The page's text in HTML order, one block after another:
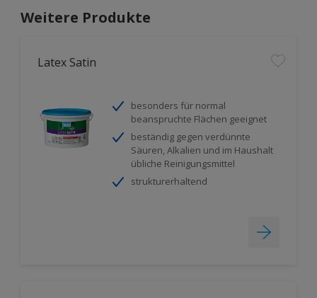
Weitere Produkte
Latex Satin
besonders für normal
beanspruchte Flächen geeignet
beständig gegen verdünnte
Säuren, Alkalien und im Haushalt
übliche Reinigungsmittel
strukturerhaltend